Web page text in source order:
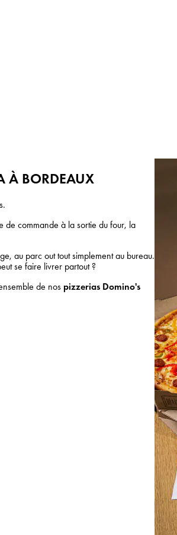
À BORDEAUX
de commande à la sortie du four, la
au parc out tout simplement au bureau.
se faire livrer partout ?
de nos pizzerias Domino's